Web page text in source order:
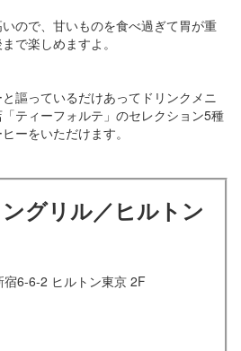
ので、甘いものを食べ過ぎて胃が重
で楽しめますよ。
謳っているだけあってドリンクメニ
ティーフォルテ」のセレクション5種
ーをいただけます。
グリル／ヒルトン
6-6-2 ヒルトン東京 2F